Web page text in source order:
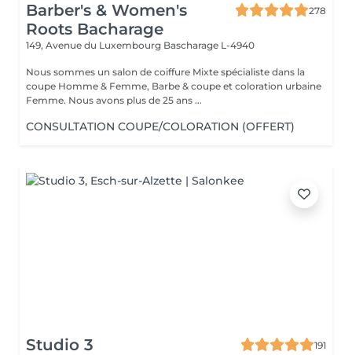
Barber's & Women's
Roots Bacharage
278
149, Avenue du Luxembourg Bascharage L-4940
Nous sommes un salon de coiffure Mixte spécialiste dans la
coupe Homme & Femme, Barbe & coupe et coloration urbaine
Femme. Nous avons plus de 25 ans ...
CONSULTATION COUPE/COLORATION (OFFERT)
Studio 3
191